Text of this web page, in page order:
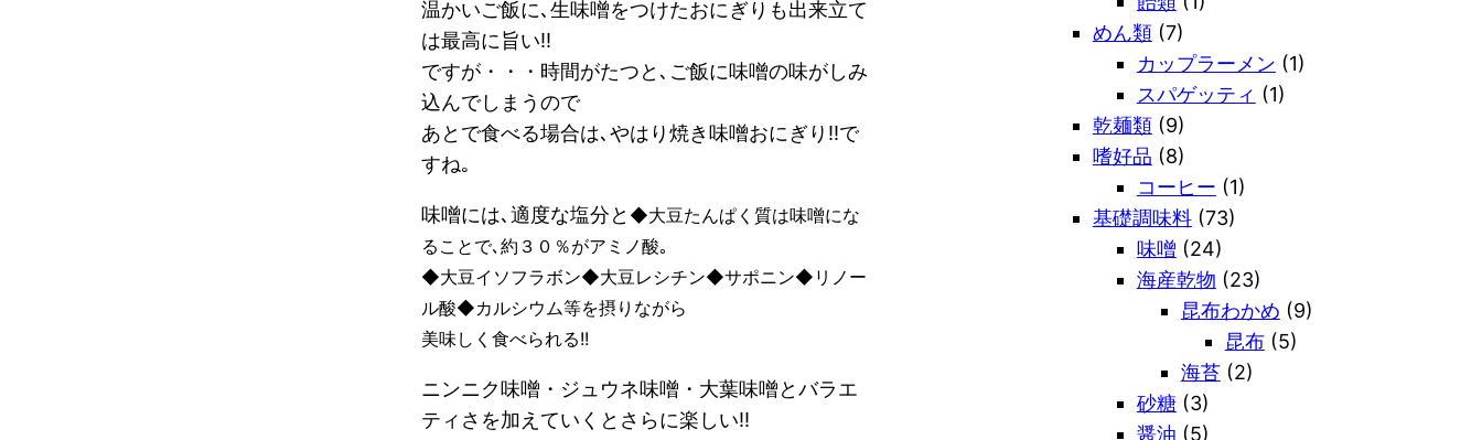
温かいご飯に､生味噌をつけたおにぎりも出来立て
は最高に旨い!!
ですが・・・時間がたつと､ご飯に味噌の味がしみ
込んでしまうので
あとで食べる場合は､やはり焼き味噌おにぎり!!で
すね｡
味噌には､適度な塩分と ◆大豆たんぱく質は味噌にな
ることで､約３０％がアミノ酸｡
◆大豆イソフラボン◆大豆レシチン◆サポニン◆リノー
ル酸◆カルシウム等を摂りながら
美味しく食べられる!!
ニンニク味噌・ジュウネ味噌・大葉味噌とバラエ
ティさを加えていくとさらに楽しい!!
めん類(7)
カップラーメン (1)
スパゲッティ (1)
乾麺類(9)
嗜好品 (8)
コーヒー (1)
基礎調味料(73)
味噌 (24)
海産乾物 (23)
昆布わかめ (9)
昆布(5)
海苔(2)
砂糖(3)
醤油 (5)